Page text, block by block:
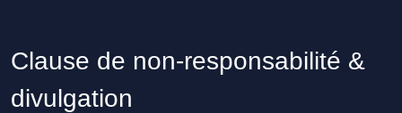
Clause de non-responsabilité &
divulgation